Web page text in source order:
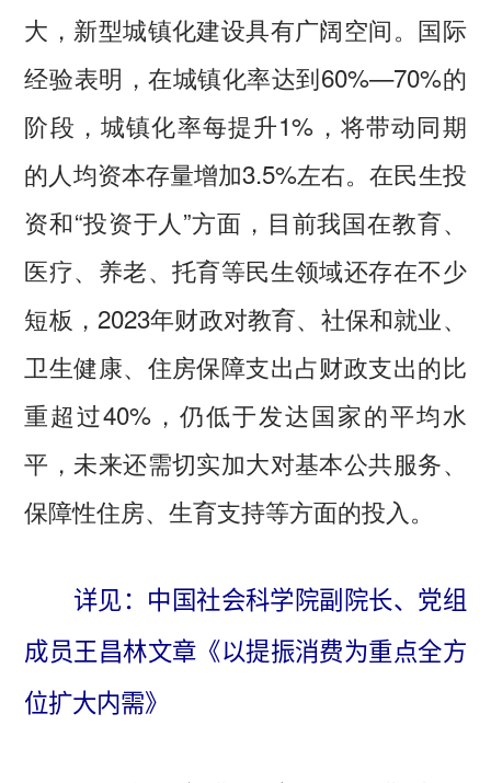
大，新型城镇化建设具有广阔空间。国际
经验表明，在城镇化率达到60%—70%的
阶段，城镇化率每提升1%，将带动同期
的人均资本存量增加3.5%左右。在民生投
资和“投资于人”方面，目前我国在教育、
医疗、养老、托育等民生领域还存在不少
短板，2023年财政对教育、社保和就业、
卫生健康、住房保障支出占财政支出的比
重超过40%，仍低于发达国家的平均水
平，未来还需切实加大对基本公共服务、
保障性住房、生育支持等方面的投入。
详见：中国社会科学院副院长、党组
成员王昌林文章《以提振消费为重点全方
位扩大内需》